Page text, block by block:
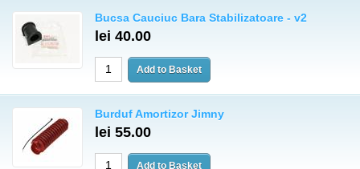
Bucsa Cauciuc Bara Stabilizatoare - v2
lei 40.00
Burduf Amortizor Jimny
lei 55.00